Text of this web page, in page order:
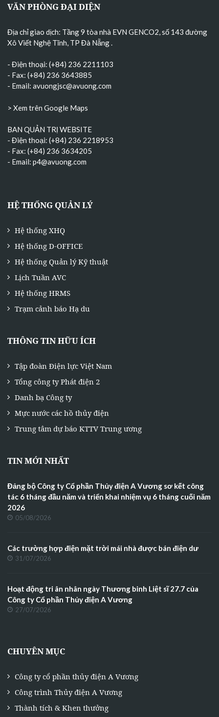
VĂN PHÒNG ĐẠI DIỆN
Địa chỉ giao dịch: Tầng 9 tòa nhà EVN GENCO2, số 143 đường
Xô Viết Nghệ Tĩnh, TP Đà Nẵng
- Điện thoại: (+84) 236 2211103
- Fax: (+84) 236 3643885
- Email: avuongjsc@avuong.com
> Xem trên Google Maps
BAN QUẢN TRỊ WEBSITE
- Điện thoại: (+84) 236 2218953
- Fax: (+84) 236 3634205
- Email: p4@avuong.com
HỆ THỐNG QUẢN LÝ
Hệ thống XHQ
Hệ thống D-OFFICE
Hệ thống Quản lý Kỹ thuật
Lịch Tuần AVC
Hệ thống HRMS
Trạm cảnh báo Hạ du
THÔNG TIN HỮU ÍCH
Tập đoàn Điện lực Việt Nam
Tổng công ty Phát điện 2
Danh bạ Công ty
Mực nước các hồ thủy điện
Trung tâm dự báo KTTV Trung ương
TIN MỚI NHẤT
Đảng bộ Công ty Cổ phần Thủy điện A Vương sơ kết công
tác 6 tháng đầu năm và triển khai nhiệm vụ 6 tháng cuối năm
2026
05/08/2026
Các trường hợp điện mặt trời mái nhà được bán điện dư
31/07/2026
Hoạt động tri ân nhân ngày Thương binh Liệt sĩ 27.7 của
Công ty Cổ phần Thủy điện A Vương
27/07/2026
CHUYÊN MỤC
Công ty cổ phần thủy điện A Vương
Công trình Thủy điện A Vương
Thành tích & Khen thưởng